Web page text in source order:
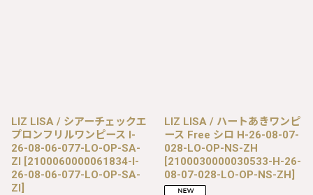
LIZ LISA / シアーチェックエ
プロンフリルワンピース I-
26-08-06-077-LO-OP-SA-
ZI [2100060000061834-I-
26-08-06-077-LO-OP-SA-
ZI]
LIZ LISA / ハートあきワンピ
ース Free シロ H-26-08-07-
028-LO-OP-NS-ZH
[2100030000030533-H-26-
08-07-028-LO-OP-NS-ZH]